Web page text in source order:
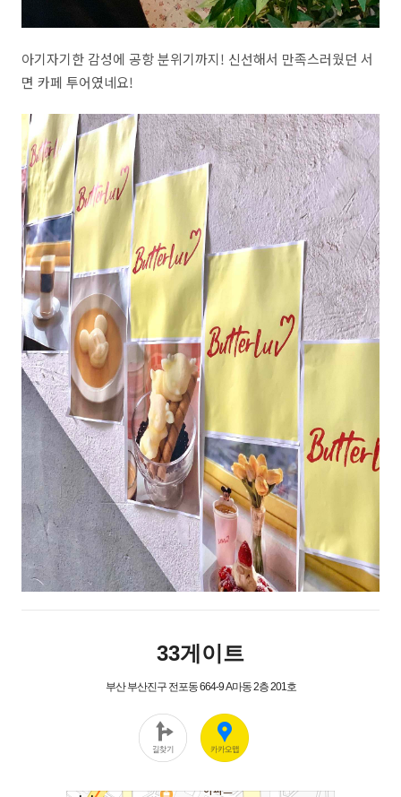
아기자기한 감성에 공항 분위기까지! 신선해서 만족스러웠던 서
면 카페 투어였네요!